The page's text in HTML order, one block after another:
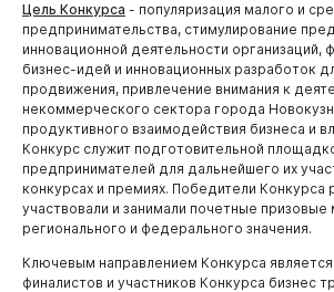
Документы
Цель Конкурса - популяризация малого и
предпринимательства, стимулирование
инновационной деятельности организаций,
бизнес-идей и инновационных разработок
продвижения, привлечение внимания к
некоммерческого сектора города
продуктивного взаимодействия бизнеса и
Конкурс служит подготовительной
предпринимателей для дальнейшего их
конкурсах и премиях. Победители Конкурса
участвовали и занимали почетные призовые
регионального и федерального значения.
Ключевым направлением Конкурса
финалистов и участников Конкурса бизнес